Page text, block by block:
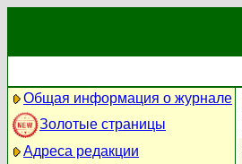
Общая информация о журнале
Золотые страницы
Адреса редакции